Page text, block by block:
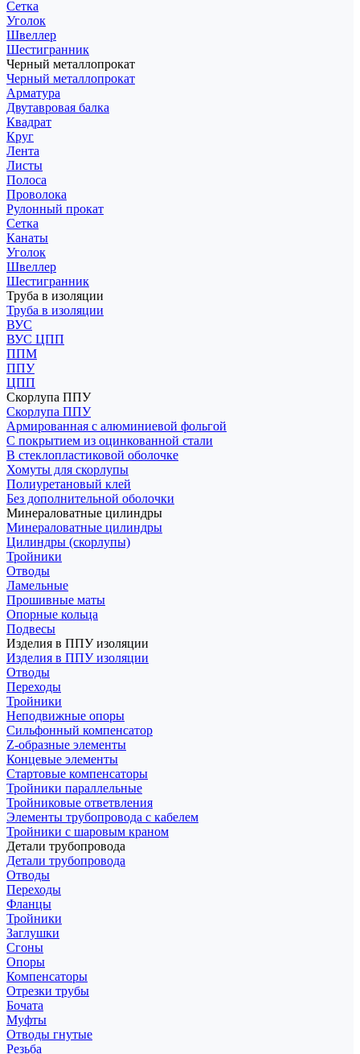
Сетка
Уголок
Швеллер
Шестигранник
Черный металлопрокат
Черный металлопрокат
Арматура
Двутавровая балка
Квадрат
Круг
Лента
Листы
Полоса
Проволока
Рулонный прокат
Сетка
Канаты
Уголок
Швеллер
Шестигранник
Труба в изоляции
Труба в изоляции
ВУС
ВУС ЦПП
ППМ
ППУ
ЦПП
Скорлупа ППУ
Скорлупа ППУ
Армированная с алюминиевой фольгой
С покрытием из оцинкованной стали
В стеклопластиковой оболочке
Хомуты для скорлупы
Полиуретановый клей
Без дополнительной оболочки
Минераловатные цилиндры
Минераловатные цилиндры
Цилиндры (скорлупы)
Тройники
Отводы
Ламельные
Прошивные маты
Опорные кольца
Подвесы
Изделия в ППУ изоляции
Изделия в ППУ изоляции
Отводы
Переходы
Тройники
Неподвижные опоры
Cильфонный компенсатор
Z-образные элементы
Концевые элементы
Стартовые компенсаторы
Тройники параллельные
Тройниковые ответвления
Элементы трубопровода с кабелем
Тройники с шаровым краном
Детали трубопровода
Детали трубопровода
Отводы
Переходы
Фланцы
Тройники
Заглушки
Сгоны
Опоры
Компенсаторы
Отрезки трубы
Бочата
Муфты
Отводы гнутые
Резьба